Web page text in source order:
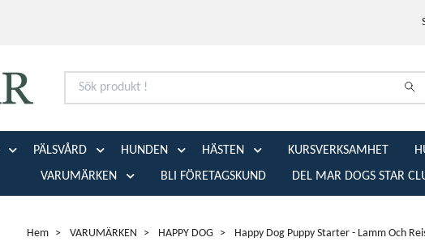
PÄLSVÅRD HUNDEN HÄSTEN KURSVERKSAMHET
VARUMÄRKEN
BLI FÖRETAGSKUND DEL MAR DOGS STAR
Hem VARUMÄRKEN HAPPY DOG Happy Dog Puppy Starter - Lamm Och